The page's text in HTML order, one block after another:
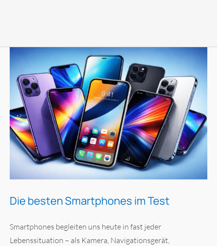
Die besten Smartphones im Test
Smartphones begleiten uns heute in fast jeder
Lebenssituation – als Kamera, Navigationsgerät,